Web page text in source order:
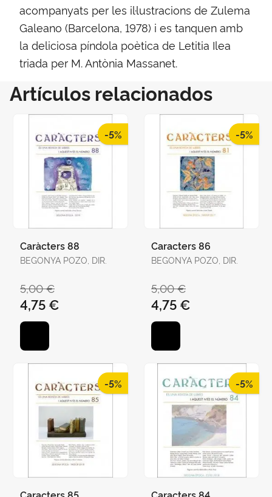
acompanyats per les il·lustracions de Zulema
Galeano (Barcelona, 1978) i es tanquen amb
la deliciosa píndola poètica de Letitia Ilea
triada per M. Antònia Massanet.
Artículos relacionados
-5%
Caràcters 88
BEGONYA POZO, DIR.
5,00 €
4,75 €
-5%
Caracters 86
BEGONYA POZO, DIR.
5,00 €
4,75 €
-5% -5%